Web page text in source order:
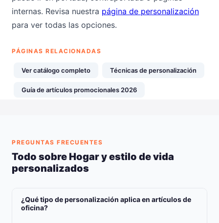
internas. Revisa nuestra página de personalización
para ver todas las opciones.
PÁGINAS RELACIONADAS
Ver catálogo completo Técnicas de personalización
Guía de artículos promocionales 2026
PREGUNTAS FRECUENTES
Todo sobre Hogar y estilo de vida
personalizados
¿Qué tipo de personalización aplica en artículos de
oficina?